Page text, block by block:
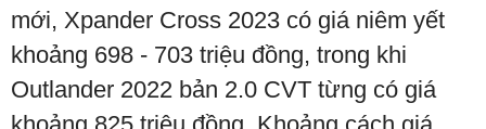
mới, Xpander Cross 2023 có giá niêm yết
khoảng 698 - 703 triệu đồng, trong khi
Outlander 2022 bản 2.0 CVT từng có giá